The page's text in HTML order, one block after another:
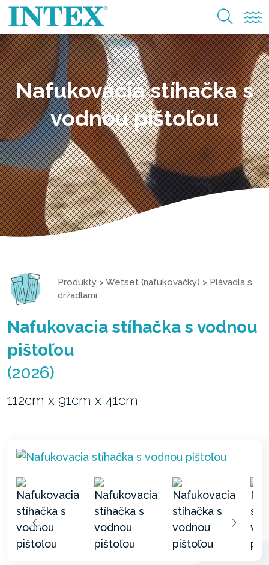
Nafukovacia stíhačka s
vodnou pištoľou
Produkty >Wetset (nafukovačky) > Plávadlá s
držadlami
Nafukovacia stíhačka s vodnou
pištoľou
(2026)
112cm x 91cm x 41cm